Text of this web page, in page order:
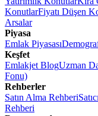
KonutlarFiyatı Düşen
Arsalar
Piyasa
Emlak Piyasası
Keşfet
Emlakjet BlogUzman
Fonu)
Rehberler
Satın Alma Rehberi
Rehberi